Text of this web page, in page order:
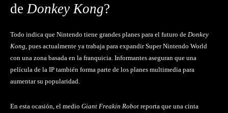
de Donkey Kong?
Todo indica que Nintendo tiene grandes planes para el futuro de Donkey
Kong , pues actualmente ya trabaja para expandir Super Nintendo World
con una zona basada en la franquicia. Informantes aseguran que una
película de la IP también forma parte de los planes multimedia para
aumentar su popularidad.
En esta ocasión, el medio Giant Freakin Robot reporta que una cinta